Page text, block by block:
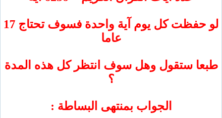
لو حفظت كل يوم آية واحدة فسوف تحتاج 17
ستقول وهل سوف انتظر كل هذه المدة
الجواب بمنتهى البساطة :